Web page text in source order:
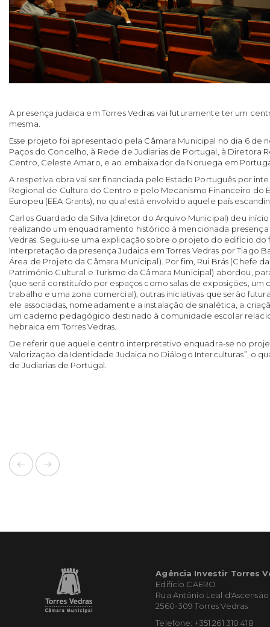
A presença judaica em Torres Vedras vai futuramente ter um
mesma.
Esse projeto foi apresentado pela Câmara Municipal no dia 6 de
Paços do Concelho, à Rede de Judiarias de Portugal, à Diretora
Centro, Celeste Amaro, e ao embaixador da Noruega em
A respetiva obra vai ser financiada pelo Estado Português por
Regional de Cultura do Centro e pelo Mecanismo Financeiro do
Europeu (EEA Grants), no qual está envolvido aquele país
Carlos Guardado da Silva (diretor do Arquivo Municipal) deu
realizando um enquadramento histórico à mencionada presença
Vedras. Seguiu-se uma explicação sobre o projeto do edifício
Interpretação da presença Judaica em Torres Vedras por Tiago
Área de Projeto da Câmara Municipal). Por fim, Rui Brás (Chefe
Património Cultural e Turismo da Câmara Municipal) abordou,
(que será constituído por espaços como salas de exposições, um
trabalho e uma zona comercial), outras iniciativas que serão
ele associadas, nomeadamente a instalação de sinalética, a
um caderno pedagógico destinado à comunidade escolar
hebraica em Torres Vedras.
De referir que aquele centro interpretativo enquadra-se no
Valorização da Identidade Judaica no Diálogo Interculturas”, o
de Judiarias de Portugal.
Agência Investir Torres
Edifício CAERO
Rua António Leal d'Ascensão
2560-309 Torres Vedras
Telefone: +351 261 310 418